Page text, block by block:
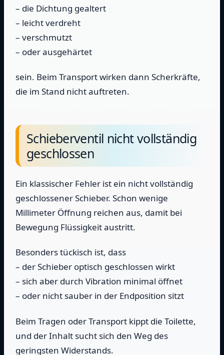
– die Dichtung gealtert
– leicht verdreht
– verschmutzt
– oder ausgehärtet
sein. Beim Transport wirken dann Scherkräfte,
die im Stand nicht auftreten.
Schieberventil nicht vollständig
geschlossen
Ein klassischer Fehler ist ein nicht vollständig
geschlossener Schieber. Schon wenige
Millimeter Öffnung reichen aus, damit bei
Bewegung Flüssigkeit austritt.
Besonders tückisch ist, dass
– der Schieber optisch geschlossen wirkt
– sich aber durch Vibration minimal öffnet
– oder nicht sauber in der Endposition sitzt
Beim Tragen oder Transport kippt die Toilette,
und der Inhalt sucht sich den Weg des
geringsten Widerstands.